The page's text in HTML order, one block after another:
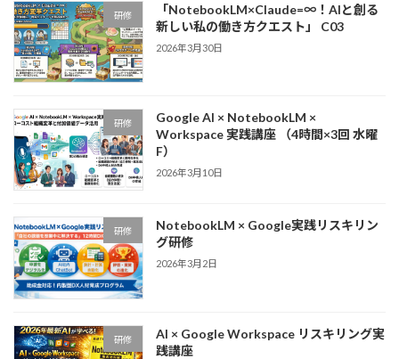
研修
「NotebookLM×Claude=∞！AIと創る
新しい私の働き方クエスト」 C03
2026年3月30日
研修
Google AI × NotebookLM ×
Workspace 実践講座 （4時間×3回 水曜
F）
2026年3月10日
研修
NotebookLM × Google実践リスキリン
グ研修
2026年3月2日
研修
AI × Google Workspace リスキリング実
践講座